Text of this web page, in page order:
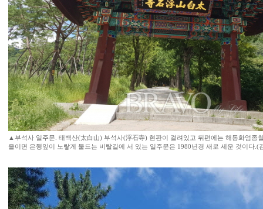
▲부석사 일주문. 태백산(太白山) 부석사(浮石寺) 현판이 걸려있고 뒤편에는 해동화엄종
을이면 은행잎이 노랗게 물드는 비탈길에 서 있는 일주문은 1980년경 새로 세운 것이다.(